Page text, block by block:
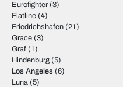
Eurofighter (3)
Flatline (4)
Friedrichshafen (21)
Grace (3)
Graf (1)
Hindenburg (5)
Los Angeles (6)
Luna (5)